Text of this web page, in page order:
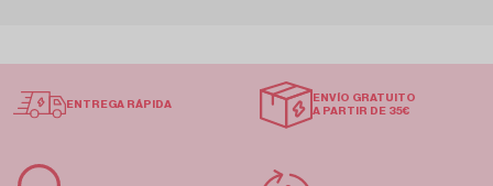
ENTREGA RÁPIDA
ENVÍO GRATUITO
A PARTIR DE 35€